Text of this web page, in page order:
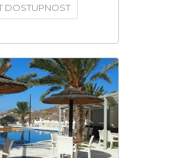
DOSTUPNOST